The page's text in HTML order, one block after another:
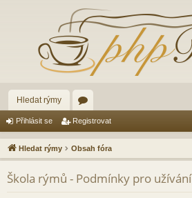
Hledat rýmy
ór
a
Přihlásit se Registrovat
Hledat rýmy Obsah fóra
Škola rýmů - Podmínky pro užívání